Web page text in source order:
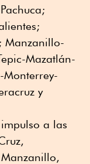
Manzanillo-
Mazatlán-
Monterrey-
y
a las